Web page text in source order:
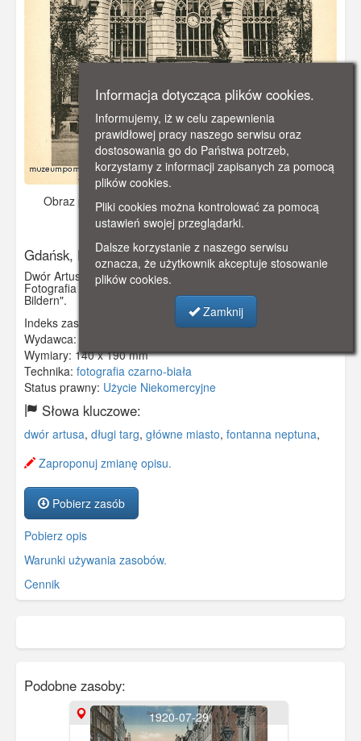
Obraz pochodzi z ok. 1910 r.
Dodano: 2019-10-19 20:02
Wyświetlono: 3431
Gdańsk, Dwór Artusa i Fontanna Neptuna
Dwór Artusa i Fontanna na Długim Targu.
Fotografia pochodzi z albumu "Danzig und Umgebung in
Bildern".
Indeks zasobu:
Wydawca:
Wymiary: 140 x 190 mm
Technika: fotografia czarno-biała
Status prawny: Użycie Niekomercyjne
Słowa kluczowe:
dwór artusa, długi targ, główne miasto, fontanna neptuna,
Zaproponuj zmianę opisu.
Pobierz zasób
Pobierz opis
Warunki używania zasobów.
Cennik
Podobne zasoby:
1920-07-29
Informacja dotycząca plików cookies.
Informujemy, iż w celu zapewnienia
prawidłowej pracy naszego serwisu oraz
dostosowania go do Państwa potrzeb,
korzystamy z informacji zapisanych za pomocą
plików cookies.
Pliki cookies można kontrolować za pomocą
ustawień swojej przeglądarki.
Dalsze korzystanie z naszego serwisu
oznacza, że użytkownik akceptuje stosowanie
plików cookies.
Zamknij